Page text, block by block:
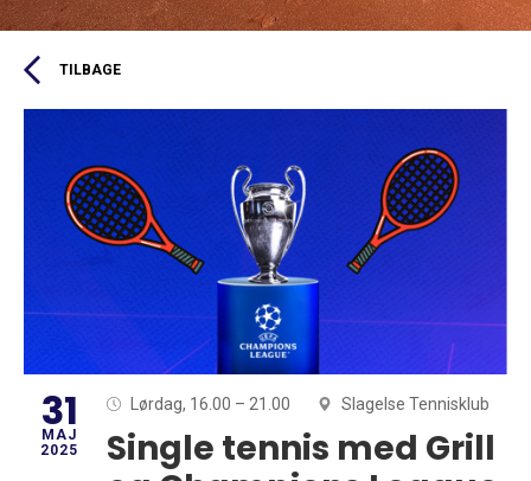
TILBAGE
31
MAJ
2025
Lørdag, 16.00 – 21.00 Slagelse Tennisklub
Single tennis med Grill